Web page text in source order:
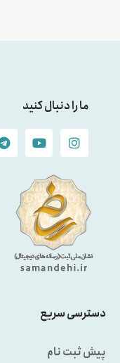
ما را دنبال کنید
دسترسی سریع
پیش ثبت نام